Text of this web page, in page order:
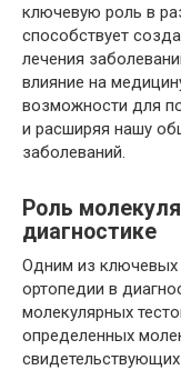
ключевую роль в
способствует
лечения
влияние на
возможности для
и расширяя нашу
заболеваний.
Роль
диагностике
Одним из ключевых
ортопедии в
молекулярных
определенных